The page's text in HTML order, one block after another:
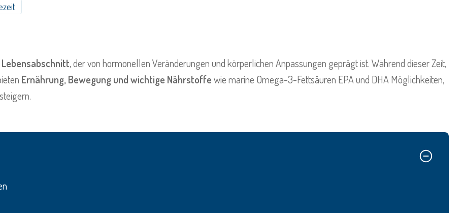
, der von hormonellen Veränderungen und körperlichen Anpassungen geprägt ist. Während dieser Zeit,
Ernährung, Bewegung und wichtige Nährstoffewie marine Omega-3-Fettsäuren EPA und DHA Möglichkeiten,